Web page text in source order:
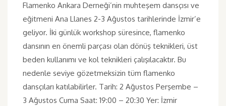
Flamenko Ankara Derneği’nin muhteşem dansçısı ve
eğitmeni Ana Llanes 2-3 Ağustos tarihlerinde İzmir’e
geliyor. İki günlük workshop süresince, flamenko
dansının en önemli parçası olan dönüş teknikleri, üst
beden kullanımı ve kol teknikleri çalışılacaktır. Bu
nedenle seviye gözetmeksizin tüm flamenko
dansçıları katılabilirler. Tarih: 2 Ağustos Perşembe –
3 Ağustos Cuma Saat: 19:00 – 20:30 Yer: İzmir